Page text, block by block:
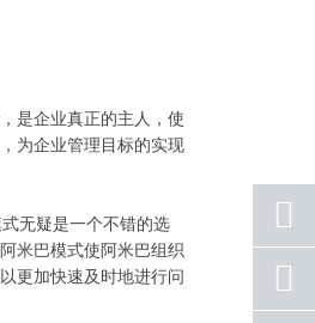
是企业真正的主人，使
为企业管理目标的实现
无疑是一个不错的选
米巴模式使阿米巴组织
更加快速及时地进行问
座机
号码